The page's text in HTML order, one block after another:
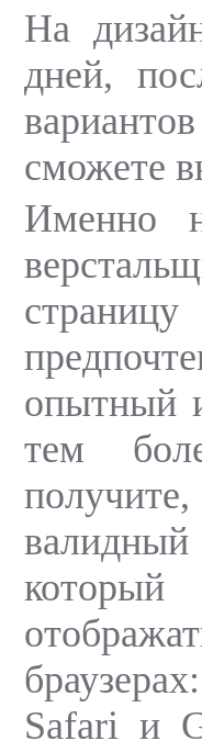
На
дней,
сможете
Именно
опытный
тем
который
Safari и